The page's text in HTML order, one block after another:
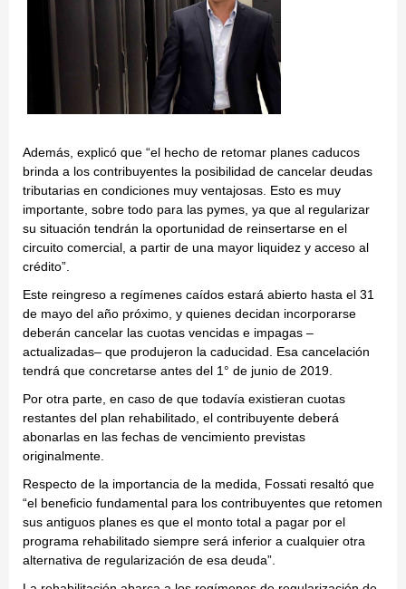
Además, explicó que “el hecho de retomar planes caducos
brinda a los contribuyentes la posibilidad de cancelar deudas
tributarias en condiciones muy ventajosas. Esto es muy
importante, sobre todo para las pymes, ya que al regularizar
su situación tendrán la oportunidad de reinsertarse en el
circuito comercial, a partir de una mayor liquidez y acceso al
crédito”.
Este reingreso a regímenes caídos estará abierto hasta el 31
de mayo del año próximo, y quienes decidan incorporarse
deberán cancelar las cuotas vencidas e impagas –
actualizadas– que produjeron la caducidad. Esa cancelación
tendrá que concretarse antes del 1° de junio de 2019.
Por otra parte, en caso de que todavía existieran cuotas
restantes del plan rehabilitado, el contribuyente deberá
abonarlas en las fechas de vencimiento previstas
originalmente.
Respecto de la importancia de la medida, Fossati resaltó que
“el beneficio fundamental para los contribuyentes que retomen
sus antiguos planes es que el monto total a pagar por el
programa rehabilitado siempre será inferior a cualquier otra
alternativa de regularización de esa deuda”.